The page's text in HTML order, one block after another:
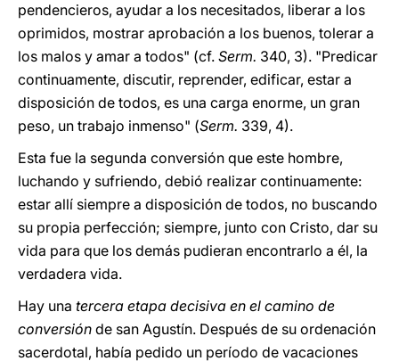
pendencieros, ayudar a los necesitados, liberar a los
oprimidos, mostrar aprobación a los buenos, tolerar a
los malos y amar a todos" (cf. Serm. 340, 3). "Predicar
continuamente, discutir, reprender, edificar, estar a
disposición de todos, es una carga enorme, un gran
peso, un trabajo inmenso" (Serm. 339, 4).
Esta fue la segunda conversión que este hombre,
luchando y sufriendo, debió realizar continuamente:
estar allí siempre a disposición de todos, no buscando
su propia perfección; siempre, junto con Cristo, dar su
vida para que los demás pudieran encontrarlo a él, la
verdadera vida.
Hay una tercera etapa decisiva en el camino de
conversión de san Agustín. Después de su ordenación
sacerdotal, había pedido un período de vacaciones